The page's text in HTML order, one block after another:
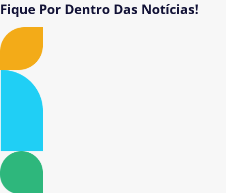
Fique Por Dentro Das Notícias!